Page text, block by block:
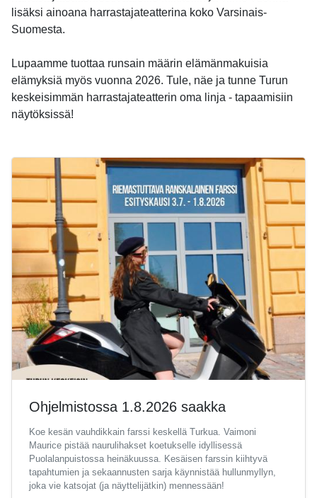
lisäksi ainoana harrastajateatterina koko Varsinais-
Suomesta.
Lupaamme tuottaa runsain määrin elämänmakuisia
elämyksiä myös vuonna 2026. Tule, näe ja tunne Turun
keskeisimmän harrastajateatterin oma linja - tapaamisiin
näytöksissä!
Ohjelmistossa 1.8.2026 saakka
Koe kesän vauhdikkain farssi keskellä Turkua. Vaimoni
Maurice pistää naurulihakset koetukselle idyllisessä
Puolalanpuistossa heinäkuussa. Kesäisen farssin kiihtyvä
tapahtumien ja sekaannusten sarja käynnistää hullunmyllyn,
joka vie katsojat (ja näyttelijätkin) mennessään!